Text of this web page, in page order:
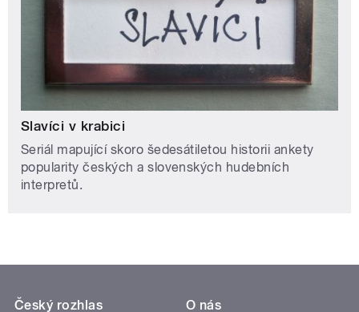
Slavíci v krabici
Seriál mapující skoro šedesátiletou historii ankety
popularity českých a slovenských hudebních
interpretů.
Český rozhlas
O nás